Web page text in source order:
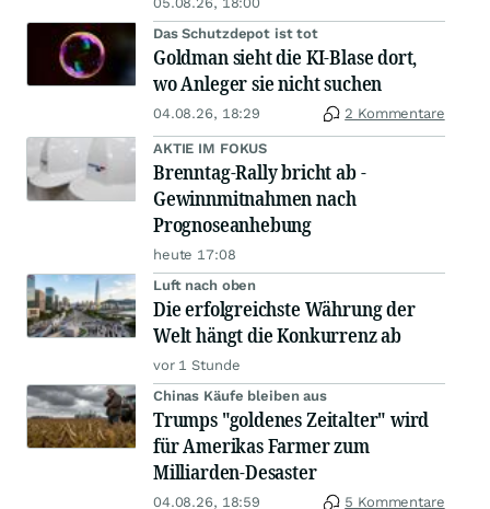
Das Schutzdepot ist tot
Goldman sieht die KI-Blase dort,
wo Anleger sie nicht suchen
04.08.26, 18:29 2 Kommentare
AKTIE IM FOKUS
Brenntag-Rally bricht ab -
Gewinnmitnahmen nach
Prognoseanhebung
heute 17:08
Luft nach oben
Die erfolgreichste Währung der
Welt hängt die Konkurrenz ab
vor 1 Stunde
Chinas Käufe bleiben aus
Trumps "goldenes Zeitalter" wird
für Amerikas Farmer zum
Milliarden-Desaster
04.08.26, 18:59 5 Kommentare